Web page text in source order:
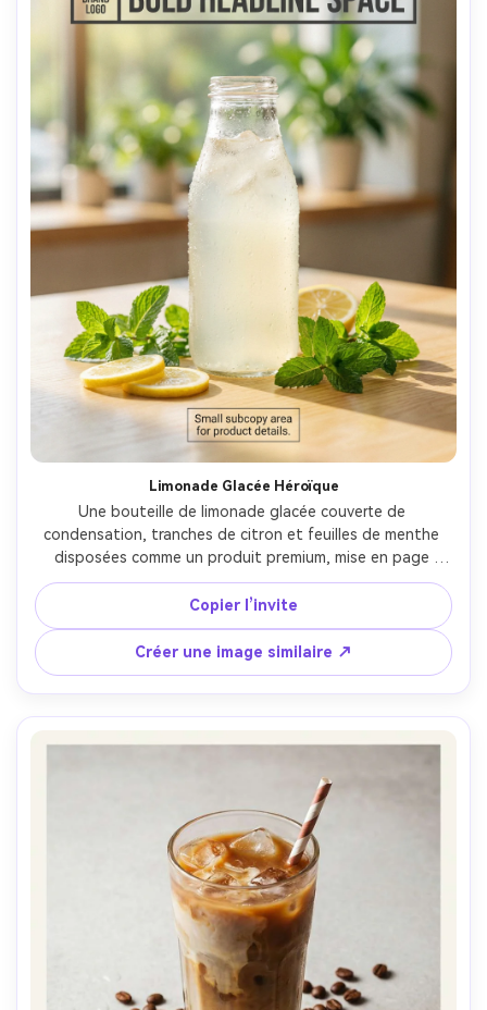
Limonade Glacée Héroïque
Une bouteille de limonade glacée couverte de
condensation, tranches de citron et feuilles de menthe
disposées comme un produit premium, mise en page
d’affiche propre avec grand espace de titre en haut et
zone de sous-texte en bas, espace réservé pour logo
minimaliste, palette de couleurs estivales lumineuses,
lumière naturelle de fenêtre avec reflets nets, prise de
vue sur Sony A7IV, 85mm f/1.8, faible profondeur de
champ, composition centrée avec généreux espace
négatif, grain subtil, texture de produit photoréaliste
Copier l’invite
Créer une image similaire ↗